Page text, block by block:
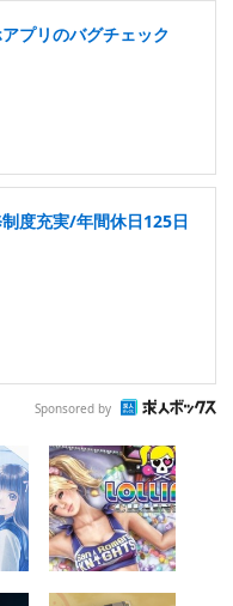
プリのバグチェック
度充実/年間休日125日
Sponsored by